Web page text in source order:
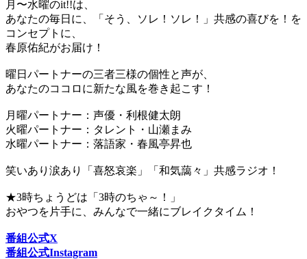
月〜水曜のit!!は、
あなたの毎日に、「そう、ソレ！ソレ！」共感の喜びを！を
コンセプトに、
春原佑紀がお届け！
曜日パートナーの三者三様の個性と声が、
あなたのココロに新たな風を巻き起こす！
月曜パートナー：声優・利根健太朗
火曜パートナー：タレント・山瀬まみ
水曜パートナー：落語家・春風亭昇也
笑いあり涙あり「喜怒哀楽」「和気藹々」共感ラジオ！
★3時ちょうどは「3時のちゃ～！」
おやつを片手に、みんなで一緒にブレイクタイム！
番組公式X
番組公式Instagram